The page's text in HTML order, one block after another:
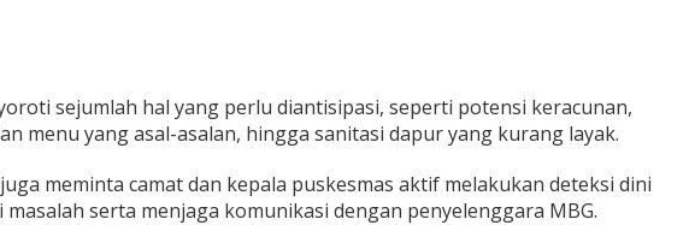
sejumlah hal yang perlu diantisipasi, seperti potensi keracunan,
menu yang asal-asalan, hingga sanitasi dapur yang kurang layak.
meminta camat dan kepala puskesmas aktif melakukan deteksi dini
masalah serta menjaga komunikasi dengan penyelenggara MBG.